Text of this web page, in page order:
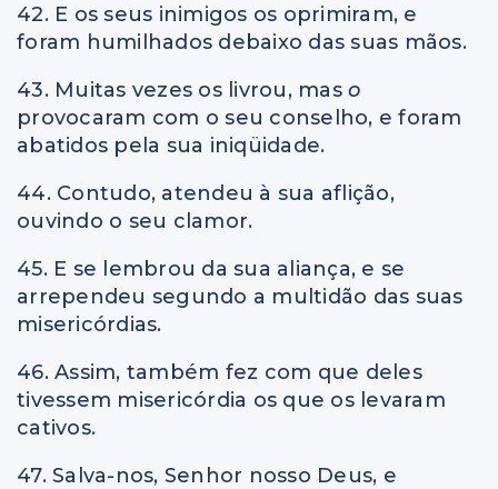
42. E os seus inimigos os oprimiram, e
foram humilhados debaixo das suas mãos.
43. Muitas vezes os livrou, mas o
provocaram com o seu conselho, e foram
abatidos pela sua iniqüidade.
44. Contudo, atendeu à sua aflição,
ouvindo o seu clamor.
45. E se lembrou da sua aliança, e se
arrependeu segundo a multidão das suas
misericórdias.
46. Assim, também fez com que deles
tivessem misericórdia os que os levaram
cativos.
47. Salva-nos, Senhor nosso Deus, e